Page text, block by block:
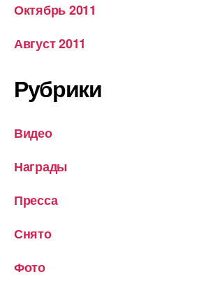
Октябрь 2011
Август 2011
Рубрики
Видео
Награды
Пресса
Снято
Фото